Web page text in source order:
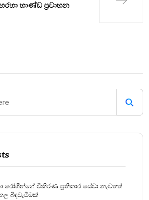
භාණ්ඩ ප්‍රවාහන
රෝගීන්ගේ විකිරණ ප්‍රතිකාර සේවා නැවතත්
බිඳවැටීමක්